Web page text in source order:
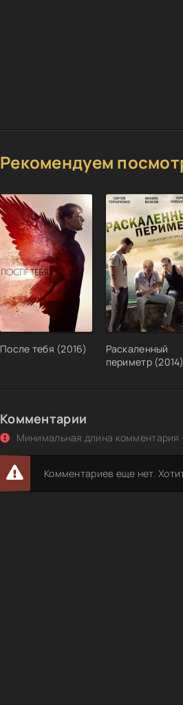
Рекомендуем
После тебя (2016)
Раскаленный
периметр (2014)
Комментарии
Минимальная длина комментария
Комментариев еще нет.